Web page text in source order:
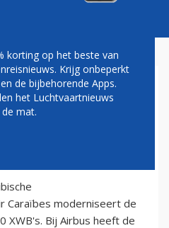
BREIDT UIT
A350'S
Caraïbes moderniseert de
XWB's. Bij Airbus heeft de
korting op het beste van
Krijg onbeperkt
de bijbehorende Apps.
het Luchtvaartnieuws
mat.